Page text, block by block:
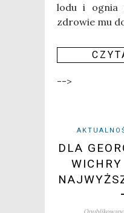
lodu i ognia
zdro­wie mu
-->
DLA